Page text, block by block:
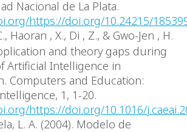
Nacional de La Plata.
https://doi.org/10.24215/
Haoran , X., Di , Z., & Gwo-Jen , H.
and theory gaps during
Artificial Intelligence in
Computers and Education:
1, 1-20.
https://doi.org/10.1016/
L. A. (2004). Modelo de